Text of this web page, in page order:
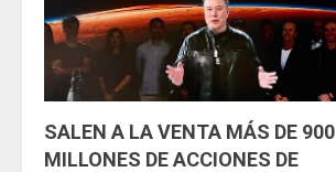
e
y
e
n
SALEN A LA VENTA MÁS DE 900
MILLONES DE ACCIONES DE